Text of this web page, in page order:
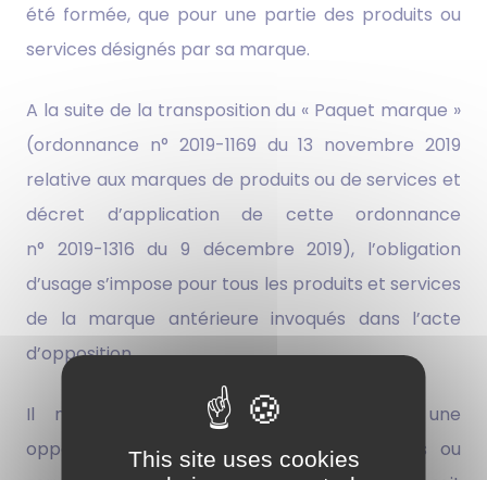
été formée, que pour une partie des produits ou
services désignés par sa marque.
A la suite de la transposition du « Paquet marque »
(ordonnance n° 2019-1169 du 13 novembre 2019
relative aux marques de produits ou de services et
décret d’application de cette ordonnance
n° 2019-1316 du 9 décembre 2019), l’obligation
d’usage s’impose pour tous les produits et services
de la marque antérieure invoqués dans l’acte
d’opposition.
Il n’est donc plus possible d’étendre une
opposition en la fondant sur des produits ou
This site uses cookies